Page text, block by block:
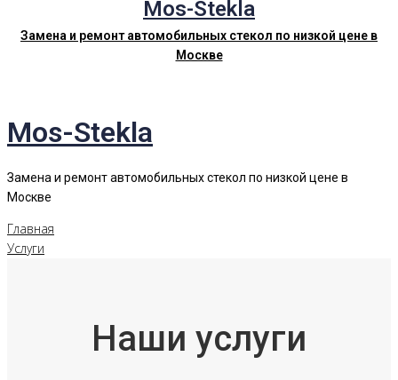
Mos-Stekla
Замена и ремонт автомобильных стекол по низкой цене в
Москве
Mos-Stekla
Замена и ремонт автомобильных стекол по низкой цене в
Москве
Главная
Услуги
Наши услуги